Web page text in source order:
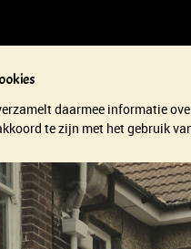
daarmee informatie
te zijn met het gebruik